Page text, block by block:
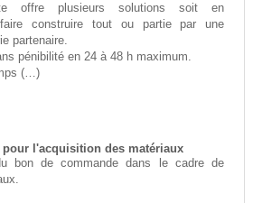
offre plusieurs solutions soit en
construire tout ou partie par une
partenaire.
pénibilité en 24 à 48 h maximum.
(…)
pour l'acquisition des matériaux
bon de commande dans le cadre de